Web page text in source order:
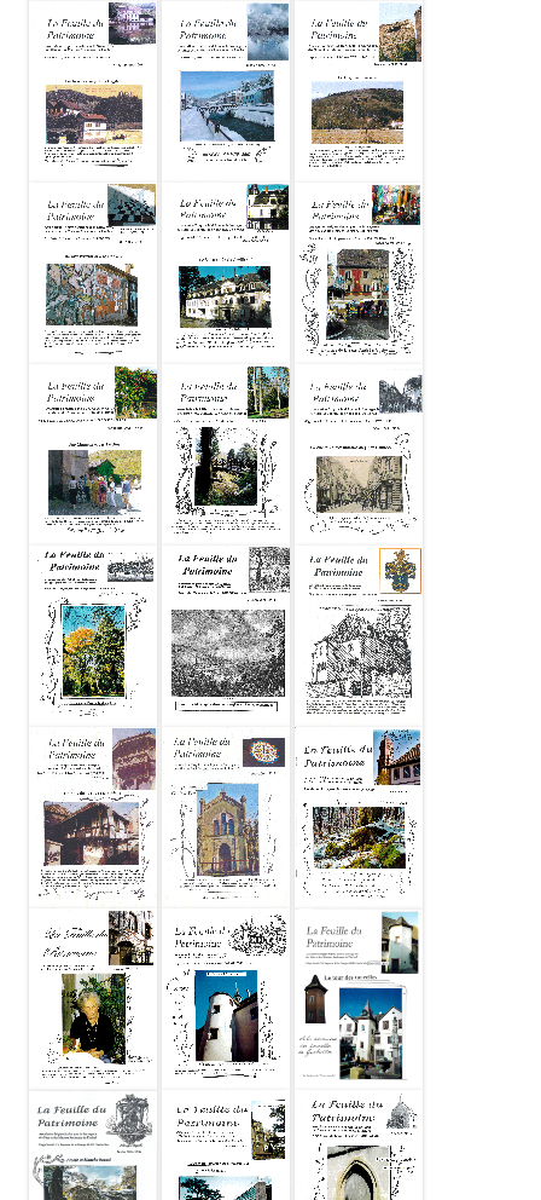
Feuille du
patrimoine
2008-02 N65
Feuille du
patrimoine
2007-11 N64
Feuille du
patrimoine
2007-05 N63
Feuille du
patrimoine
2007-02 N62
Feuille du
patrimoine
2007-01 N61
Feuille du
patrimoine
2006-11 N60
Feuille du
patrimoine
2006-05 N59
Feuille du
patrimoine
2006-03 N58
Feuille du
patrimoine
2006-01 N57
Feuille du
patrimoine
2005-11 N56
Feuille du
patrimoine
2005-05 N55
Feuille du
patrimoine
2005-03 N54
Feuille du
patrimoine
2005-01 N53
Feuille du
patrimoine
2004-12 N52
Feuille du
patrimoine
2004-10 N51
Feuille du
patrimoine
2004-05 N50
Feuille du
patrimoine
2004-03 N49
Feuille du
patrimoine
2004-02 N48